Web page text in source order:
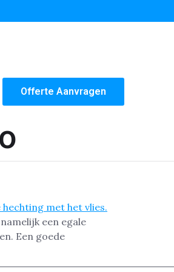
Offerte Aanvragen
een egale
Een goede